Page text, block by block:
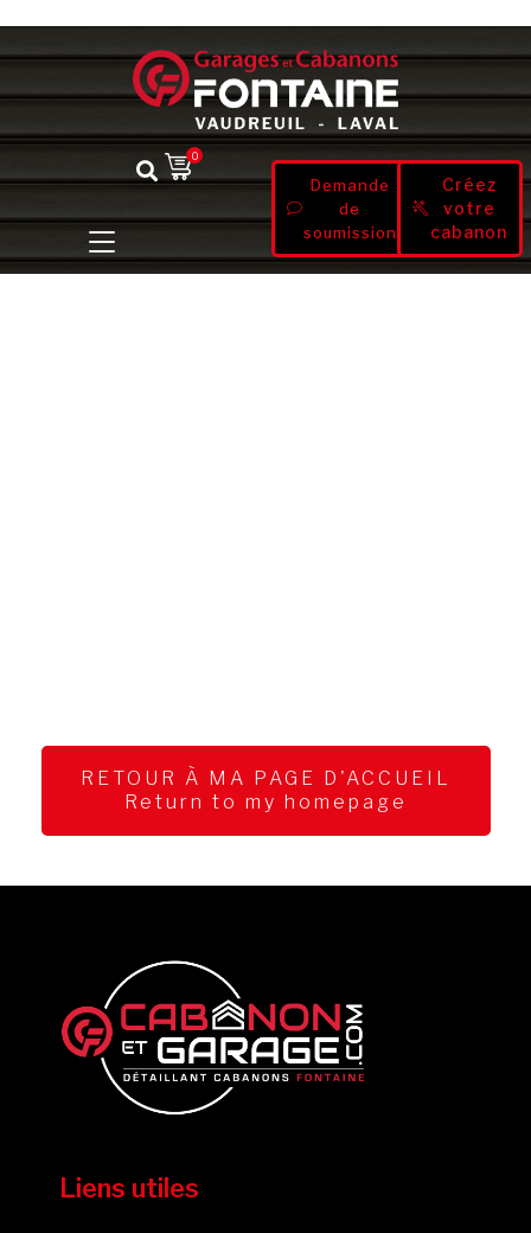
0
Demande
de
soumission
Créez
votre
cabanon
RETOUR À MA PAGE D'ACCUEIL
Return to my homepage
Liens utiles